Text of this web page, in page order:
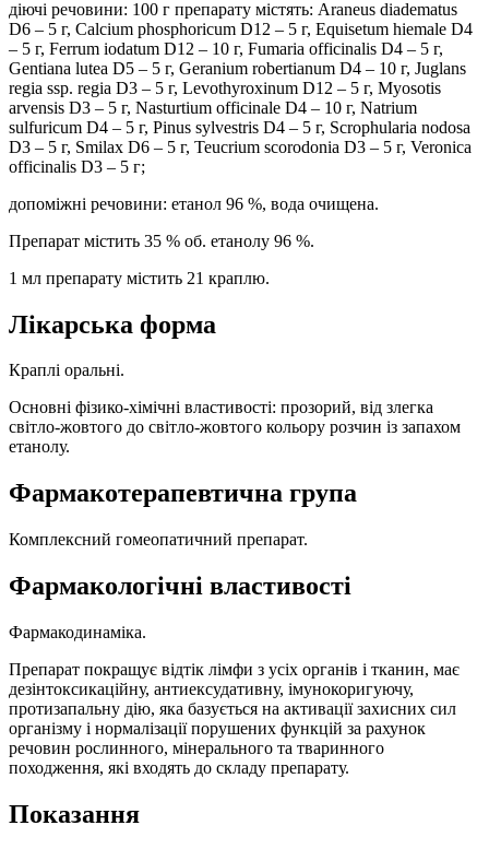
діючі речовини: 100 г препарату містять: Araneus diadematus
D6 – 5 г, Calcium phosphoricum D12 – 5 г, Equisetum hiemale D4
– 5 г, Ferrum іodatum D12 – 10 г, Fumaria officinalis D4 – 5 г,
Gentiana lutea D5 – 5 г, Geranium robertianum D4 – 10 г, Juglans
regia ssp. regia D3 – 5 г, Levothyroxinum D12 – 5 г, Myosotis
arvensis D3 – 5 г, Nasturtium officinale D4 – 10 г, Natrium
sulfuricum D4 – 5 г, Pinus sylvestris D4 – 5 г, Scrophularia nodosa
D3 – 5 г, Smilax D6 – 5 г, Teucrium scorodonia D3 – 5 г, Veronica
officinalis D3 – 5 г;
допоміжні речовини: етанол 96 %, вода очищена.
Препарат містить 35 % об. етанолу 96 %.
1 мл препарату містить 21 краплю.
Лікарська форма
Краплі оральні.
Основні фізико-хімічні властивості: прозорий, від злегка
світло-жовтого до світло-жовтого кольору розчин із запахом
етанолу.
Фармакотерапевтична група
Комплексний гомеопатичний препарат.
Фармакологічні властивості
Фармакодинаміка.
Препарат покращує відтік лімфи з усіх органів і тканин, має
дезінтоксикаційну, антиексудативну, імунокоригуючу,
протизапальну дію, яка базується на активації захисних сил
організму і нормалізації порушених функцій за рахунок
речовин рослинного, мінерального та тваринного
походження, які входять до складу препарату.
Показання